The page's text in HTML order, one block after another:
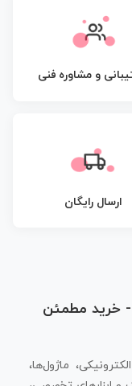
و مشاوره فنی
ارسال رایگان
- خرید مطمئن
ماژول‌ها،